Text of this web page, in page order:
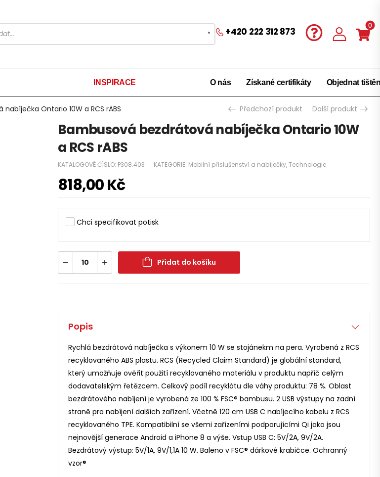
+420 222 312 873
0
INSPIRACE O nás Získané certifikáty Objednat
Ontario 10W a RCS rABS Předchozí produkt Další produkt
Bambusová bezdrátová nabíječka Ontario 10W
a RCS rABS
KATALOGOVÉ ČÍSLO: P308.403 KATEGORIE: Mobilní příslušenství a nabíječky,Technologie
818,00Kč
Chci specifikovat potisk
Přidat do košíku
Popis
Rychlá bezdrátová nabíječka s výkonem 10 W se stojánekm na pera. Vyrobená z RCS
recyklovaného ABS plastu. RCS (Recycled Claim Standard) je globální standard,
který umožňuje ověřit použití recyklovaného materiálu v produktu napříč celým
dodavatelským řetězcem. Celkový podíl recyklátu dle váhy produktu: 78 %. Oblast
bezdrátového nabíjení je vyrobená ze 100 % FSC® bambusu. 2 USB výstupy na zadní
straně pro nabíjení dalších zařízení. Včetně 120 cm USB C nabíjecího kabelu z RCS
recyklovaného TPE. Kompatibilní se všemi zařízeními podporujícími Qi jako jsou
nejnovější generace Android a iPhone 8 a výše. Vstup USB C: 5V/2A, 9V/2A.
Bezdrátový výstup: 5V/1A, 9V/1,1A 10 W. Baleno v FSC® dárkové krabičce. Ochranný
vzor®